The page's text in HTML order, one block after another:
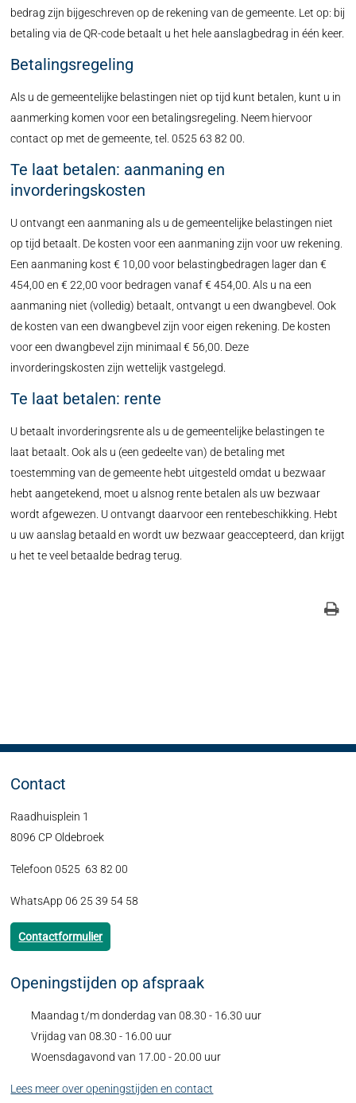
bedrag zijn bijgeschreven op de rekening van de gemeente. Let op: bij
betaling via de QR-code betaalt u het hele aanslagbedrag in één keer.
Betalingsregeling
Als u de gemeentelijke belastingen niet op tijd kunt betalen, kunt u in
aanmerking komen voor een betalingsregeling. Neem hiervoor
contact op met de gemeente, tel. 0525 63 82 00.
Te laat betalen: aanmaning en
invorderingskosten
U ontvangt een aanmaning als u de gemeentelijke belastingen niet
op tijd betaalt. De kosten voor een aanmaning zijn voor uw rekening.
Een aanmaning kost € 10,00 voor belastingbedragen lager dan €
454,00 en € 22,00 voor bedragen vanaf € 454,00. Als u na een
aanmaning niet (volledig) betaalt, ontvangt u een dwangbevel. Ook
de kosten van een dwangbevel zijn voor eigen rekening. De kosten
voor een dwangbevel zijn minimaal € 56,00. Deze
invorderingskosten zijn wettelijk vastgelegd.
Te laat betalen: rente
U betaalt invorderingsrente als u de gemeentelijke belastingen te
laat betaalt. Ook als u (een gedeelte van) de betaling met
toestemming van de gemeente hebt uitgesteld omdat u bezwaar
hebt aangetekend, moet u alsnog rente betalen als uw bezwaar
wordt afgewezen. U ontvangt daarvoor een rentebeschikking. Hebt
u uw aanslag betaald en wordt uw bezwaar geaccepteerd, dan krijgt
u het te veel betaalde bedrag terug.
Contact
Raadhuisplein 1
8096 CP Oldebroek
Telefoon 0525 63 82 00
WhatsApp 06 25 39 54 58
Contactformulier
Openingstijden op afspraak
Maandag t/m donderdag van 08.30 - 16.30 uur
Vrijdag van 08.30 - 16.00 uur
Woensdagavond van 17.00 - 20.00 uur
Lees meer over openingstijden en contact